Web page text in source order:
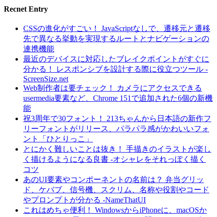
Recnet Entry
CSSの進化がすごい！ JavaScriptなしで、遷移元と遷移
先で異なる挙動を実現するルートとナビゲーションの
連携機能
最近のデバイスに対応したブレイクポイントがすぐに
分かる！ レスポンシブを設計する際に役立つツール -
ScreenSize.net
Web制作者は要チェック！ カメラにアクセスできる
usermedia要素など、Chrome 151で追加された6個の新機
能
祝3周年で30フォント！ 213ちゃんから日本語の新作フ
リーフォントがリリース、パラパラ感がかわいいフォ
ント「ひとりっこ」
とにかく難しいことは抜き！ 手描きのイラストが楽し
く描けるようになる良書 -オシャレをそれっぽく描く
コツ
あのUI要素やコンポーネントの名前は？ 弁当グリッ
ド、ケバブ、信号機、スクリム、名称や役割やコード
やプロンプトが分かる -NameThatUI
これはめちゃ便利！ WindowsからiPhoneに、macOSか